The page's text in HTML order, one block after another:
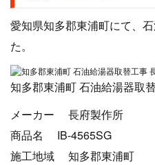
愛知県知多郡東浦町にて、
た。
知多郡東浦町 石油給湯器取
メーカー 長府製作所
商品名 IB-4565SG
施工地域 知多郡東浦町